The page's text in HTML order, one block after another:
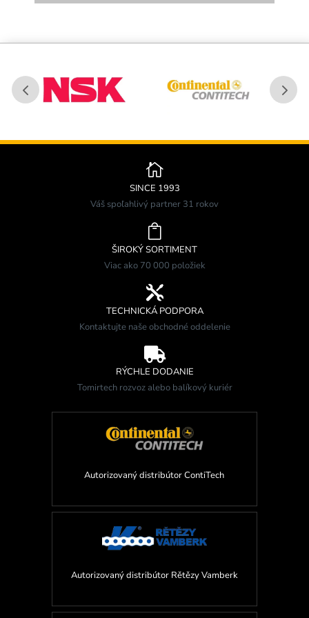

SINCE 1993
Váš spoľahlivý partner 31 rokov

ŠIROKÝ SORTIMENT
Viac ako 70 000 položiek

TECHNICKÁ PODPORA
Kontaktujte naše obchodné oddelenie

RÝCHLE DODANIE
Tomirtech rozvoz alebo balíkový kuriér
Autorizovaný distribútor ContiTech
Autorizovaný distribútor Rětězy Vamberk